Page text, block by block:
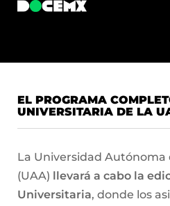
EL PROGRAMA
UNIVERSITARIA DE LA
La Universidad Autónoma
(UAA) llevará a cabo la
Universitaria, donde los